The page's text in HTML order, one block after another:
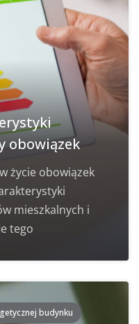
obowiązek
życie obowiązek
mieszkalnych i
tego
budynku